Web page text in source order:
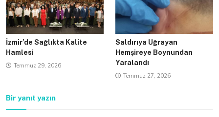
İzmir’de Sağlıkta Kalite
Hamlesi
Temmuz 29, 2026
Saldırıya Uğrayan
Hemşireye Boynundan
Yaralandı
Temmuz 27, 2026
Bir yanıt yazın